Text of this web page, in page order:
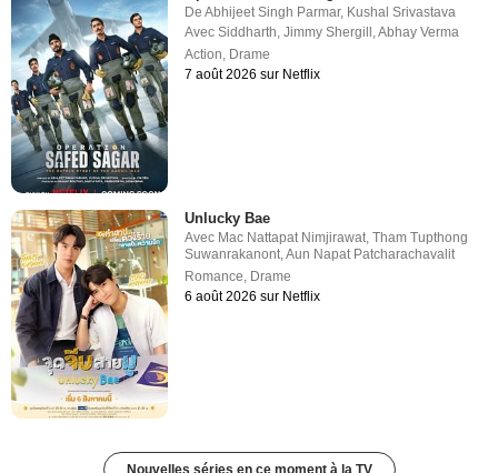
DeAbhijeet Singh Parmar, Kushal Srivastava
AvecSiddharth ,Jimmy Shergill ,Abhay Verma
Action Drame
7 août 2026 sur Netflix
Unlucky Bae
Avec Mac Nattapat Nimjirawat,Tham Tupthong
Suwanrakanont,Aun Napat Patcharachavalit
Romance, Drame
6 août 2026 sur Netflix